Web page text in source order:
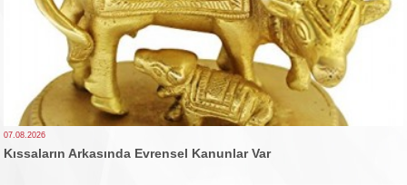
07.08.2026
Kıssaların Arkasında Evrensel Kanunlar Var